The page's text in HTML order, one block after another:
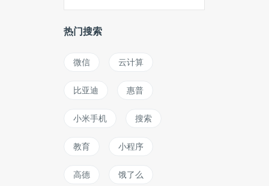
热门搜索
微信 云计算
比亚迪 惠普
小米手机 搜索
教育 小程序
高德 饿了么